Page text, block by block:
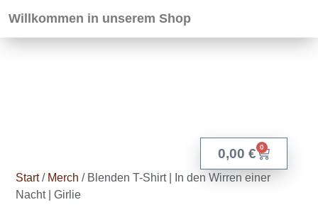
Willkommen in unserem Shop
0,00€ 0
Start/ Merch / Blenden T-Shirt | In den Wirren einer
Nacht | Girlie